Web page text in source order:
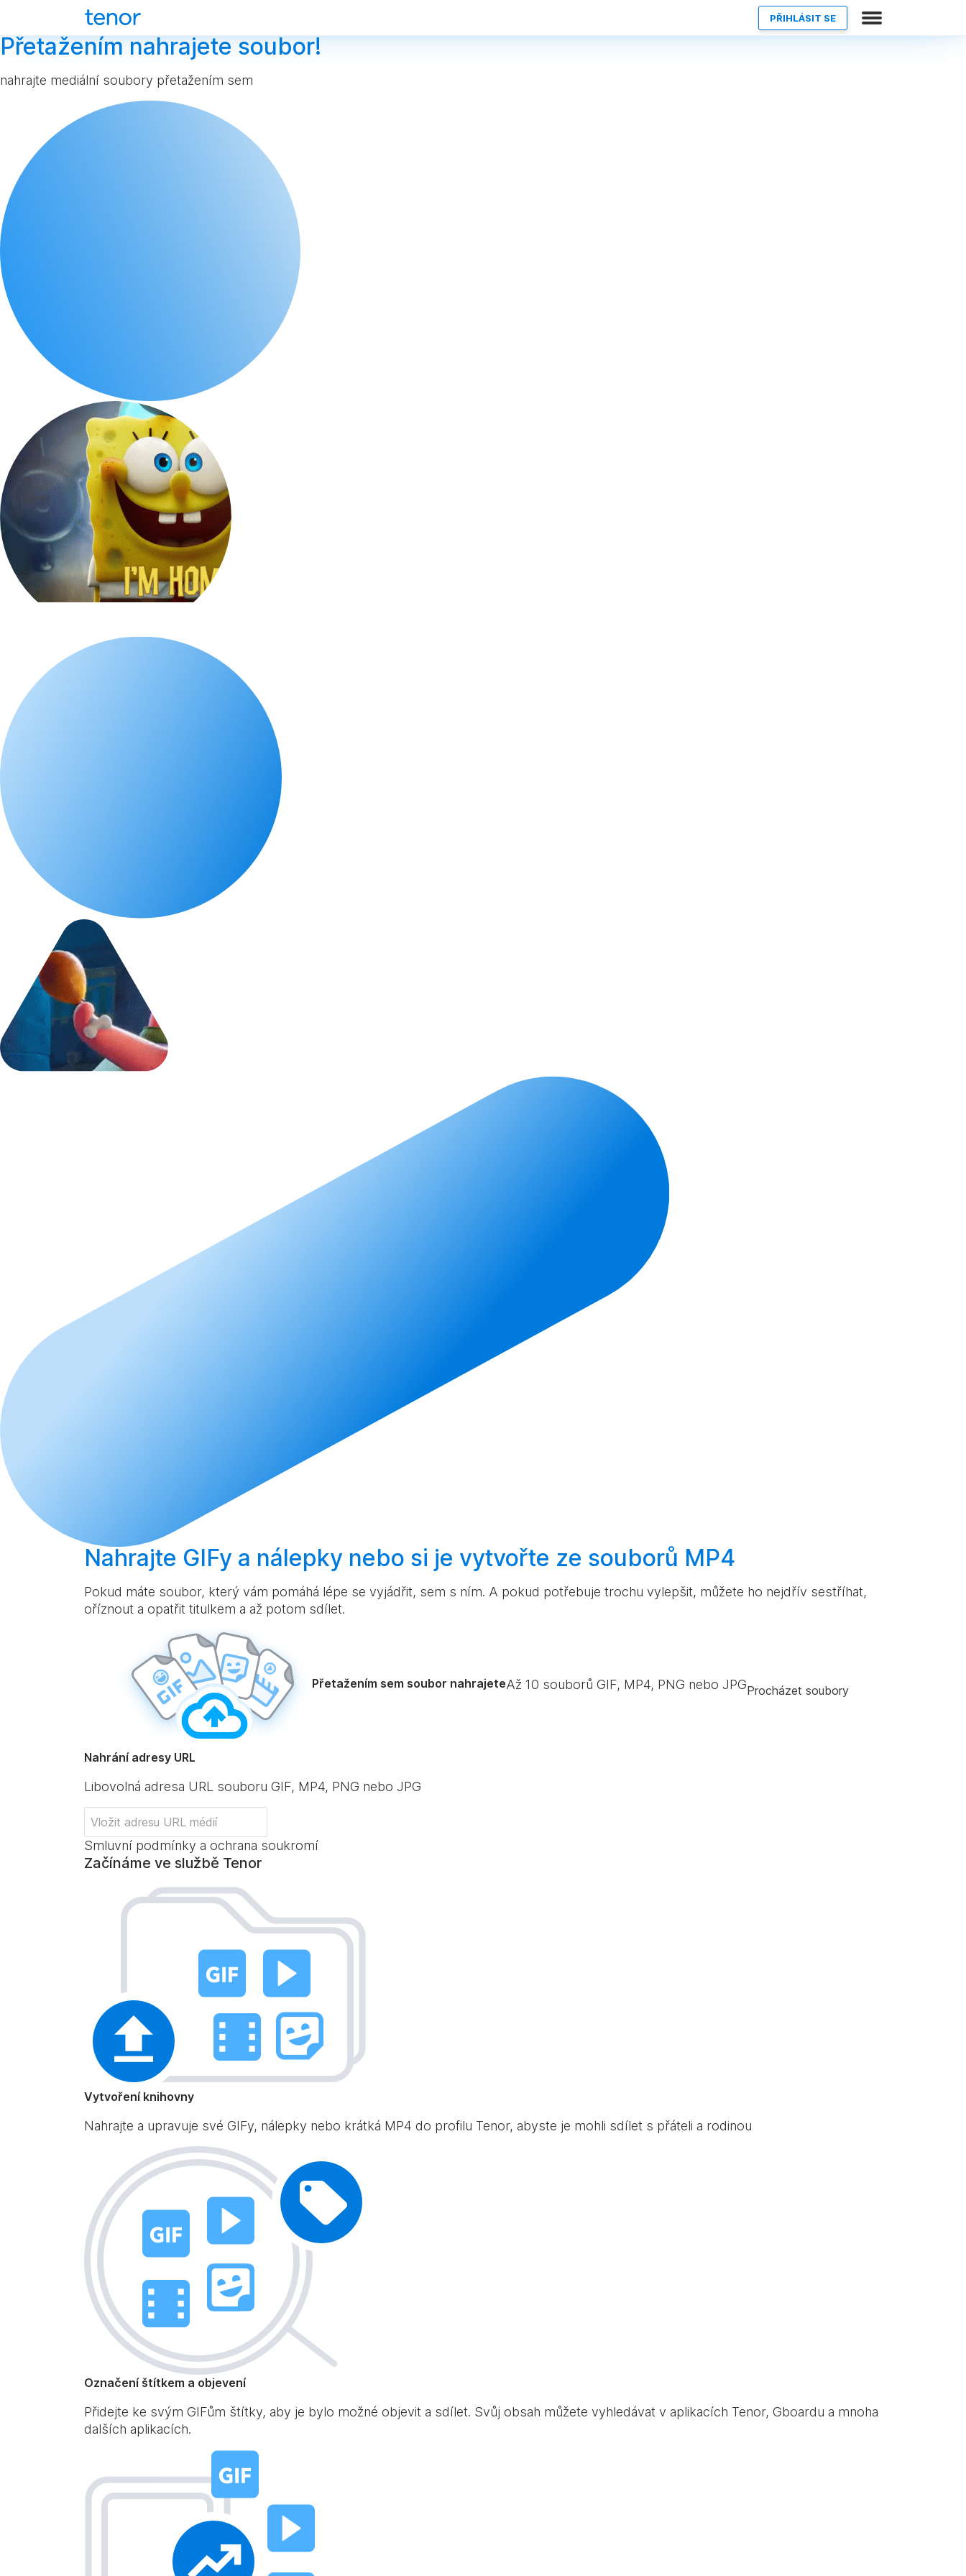
PŘIHLÁSIT SE
Přetažením nahrajete soubor!
nahrajte mediální soubory přetažením sem
Nahrajte GIFy a nálepky nebo si je vytvořte ze souborů MP4
Pokud máte soubor, který vám pomáhá lépe se vyjádřit, sem s ním. A pokud potřebuje trochu vylepšit, můžete ho nejdřív sestříhat,
oříznout a opatřit titulkem a až potom sdílet.
Přetažením sem soubor nahrajeteAž 10 souborů GIF, MP4, PNG nebo JPGProcházet soubory
Nahrání adresy URL
Libovolná adresa URL souboru GIF, MP4, PNG nebo JPG
Smluvní podmínky a ochrana soukromí
Začínáme ve službě Tenor
Vytvoření knihovny
Nahrajte a upravuje své GIFy, nálepky nebo krátká MP4 do profilu Tenor, abyste je mohli sdílet s přáteli a rodinou
Označení štítkem a objevení
Přidejte ke svým GIFům štítky, aby je bylo možné objevit a sdílet. Svůj obsah můžete vyhledávat v aplikacích Tenor, Gboardu a mnoha
dalších aplikacích.